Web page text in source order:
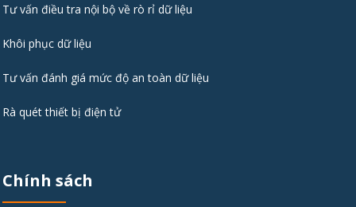
Tư vấn điều tra nội bộ về rò rỉ dữ liệu
Khôi phục dữ liệu
Tư vấn đánh giá mức độ an toàn dữ liệu
Rà quét thiết bị điện tử
Chính sách